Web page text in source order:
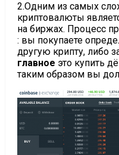
2.Одним из самых
криптовалюты
на биржах. Процесс
: вы покупаете
другую крипту, либо
главное это купить
таким образом вы